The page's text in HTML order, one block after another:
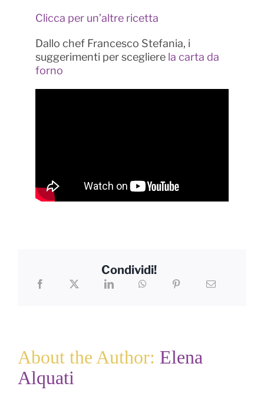
Clicca per un’altre ricetta
Dallo chef Francesco Stefania, i
suggerimenti per scegliere la carta da
forno
Condividi!
About the Author: Elena
Alquati